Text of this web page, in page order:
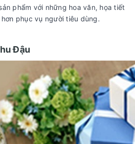
phẩm với những hoa văn, họa tiết
phục vụ người tiêu dùng.
Đậu